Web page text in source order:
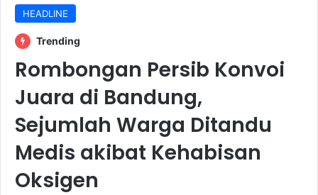
HEADLINE
Trending
Rombongan Persib Konvoi
Juara di Bandung,
Sejumlah Warga Ditandu
Medis akibat Kehabisan
Oksigen